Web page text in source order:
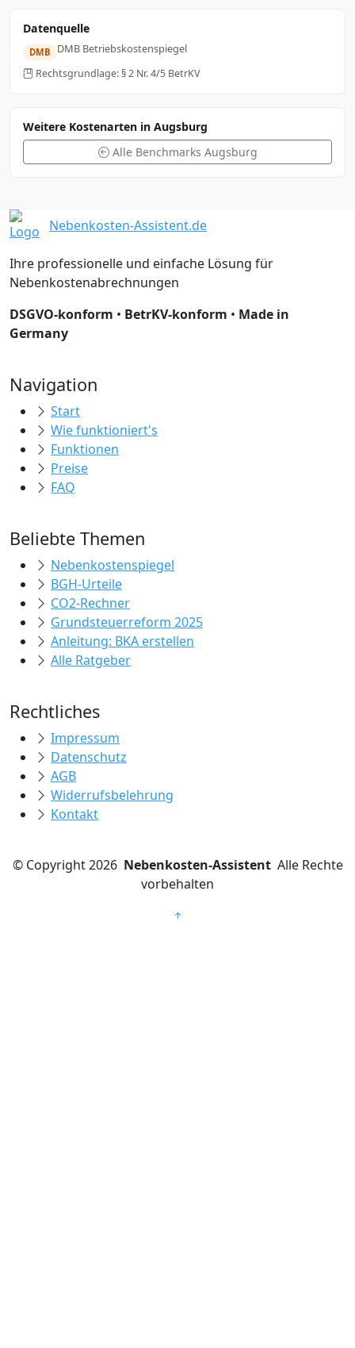
Datenquelle
DMB DMB Betriebskostenspiegel
Rechtsgrundlage: § 2 Nr. 4/5 BetrKV
Weitere Kostenarten in Augsburg
Alle Benchmarks Augsburg
Nebenkosten-Assistent.de
Ihre professionelle und einfache Lösung für
Nebenkostenabrechnungen
DSGVO-konform • BetrKV-konform • Made in
Germany
Navigation
Start
Wie funktioniert's
Funktionen
Preise
FAQ
Beliebte Themen
Nebenkostenspiegel
BGH-Urteile
CO2-Rechner
Grundsteuerreform 2025
Anleitung: BKA erstellen
Alle Ratgeber
Rechtliches
Impressum
Datenschutz
AGB
Widerrufsbelehrung
Kontakt
© Copyright 2026 Nebenkosten-Assistent Alle Rechte
vorbehalten